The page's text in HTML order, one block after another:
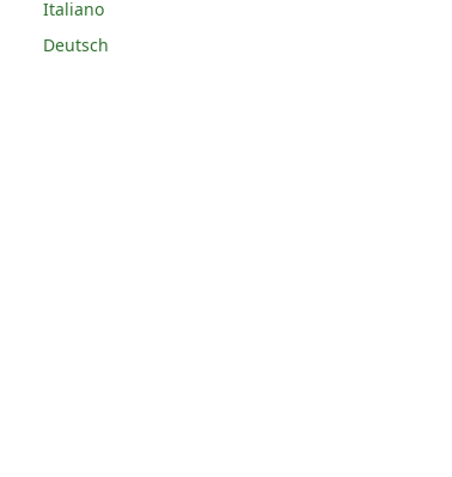
Italiano
Deutsch